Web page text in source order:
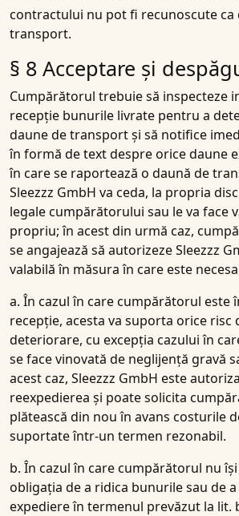
contractului nu pot fi recunoscute ca
transport.
§ 8 Acceptare și
Cumpărătorul trebuie să inspecteze
recepție bunurile livrate pentru a
daune de transport și să notifice
în formă de text despre orice daune
în care se raportează o daună de
Sleezzz GmbH va ceda, la propria
legale cumpărătorului sau le va face
propriu; în acest din urmă caz,
se angajează să autorizeze Sleezzz
valabilă în măsura în care este
a. În cazul în care cumpărătorul este
recepție, acesta va suporta orice risc
deteriorare, cu excepția cazului în
se face vinovată de neglijență gravă
acest caz, Sleezzz GmbH este
reexpedierea și poate solicita
plătească din nou în avans costurile
suportate într-un termen rezonabil.
b. În cazul în care cumpărătorul nu
obligația de a ridica bunurile sau de
expediere în termenul prevăzut la lit.